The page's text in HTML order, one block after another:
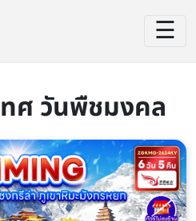
☰
ทศ วันพืชมงคล